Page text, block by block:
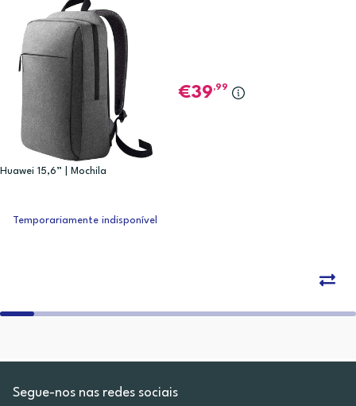
Huawei 15,6” | Mochila
39,99
Temporariamente indisponível
Segue-nos nas redes sociais